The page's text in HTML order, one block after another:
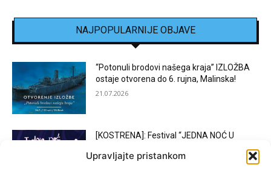
Upravljajte pristankom
NAJPOPULARNIJE OBJAVE
“Potonuli brodovi našega kraja” IZLOŽBA
ostaje otvorena do 6. rujna, Malinska!
21.07.2026
[KOSTRENA]: Festival “JEDNA NOĆ U
15.07.2026